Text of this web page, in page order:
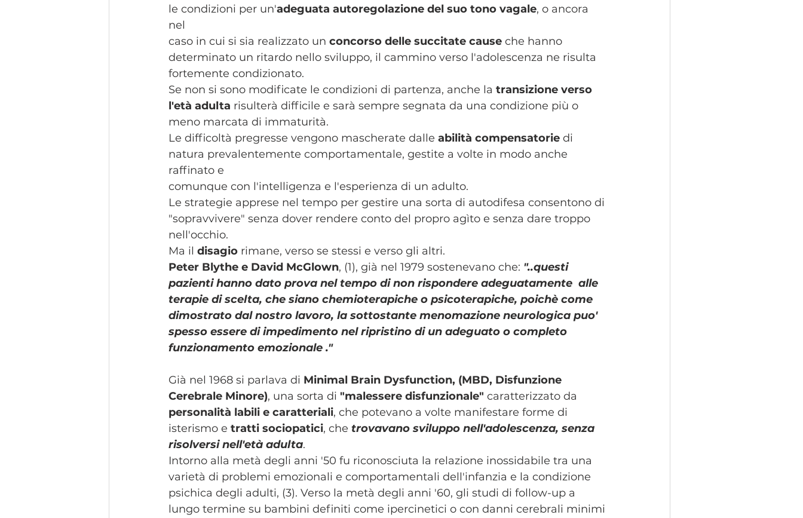
le condizioni per un'adeguata autoregolazione del suo tono vagale, o ancora
nel
caso in cui si sia realizzato un concorso delle succitate cause che hanno
determinato un ritardo nello sviluppo, il cammino verso l'adolescenza ne risulta
fortemente condizionato.
Se non si sono modificate le condizioni di partenza, anche la transizione verso
l'età adulta risulterà difficile e sarà sempre segnata da una condizione più o
meno marcata di immaturità.
Le difficoltà pregresse vengono mascherate dalle abilità compensatorie di
natura prevalentemente comportamentale, gestite a volte in modo anche
raffinato e
comunque con l'intelligenza e l'esperienza di un adulto.
Le strategie apprese nel tempo per gestire una sorta di autodifesa consentono di
"sopravvivere" senza dover rendere conto del propro agìto e senza dare troppo
nell'occhio.
Ma il disagio rimane, verso se stessi e verso gli altri.
Peter Blythe e David McGlown, (1), già nel 1979 sostenevano che: "..questi
pazienti hanno dato prova nel tempo di non rispondere adeguatamente  alle
terapie di scelta, che siano chemioterapiche o psicoterapiche, poichè come
dimostrato dal nostro lavoro, la sottostante menomazione neurologica puo'
spesso essere di impedimento nel ripristino di un adeguato o completo
funzionamento emozionale ."
​Già nel 1968 si parlava di Minimal Brain Dysfunction, (MBD, Disfunzione
Cerebrale Minore), una sorta di "malessere disfunzionale" caratterizzato da
personalità labili e caratteriali, che potevano a volte manifestare forme di
isterismo e tratti sociopatici, che trovavano sviluppo nell'adolescenza, senza
risolversi nell'età adulta.
​Intorno alla metà degli anni '50 fu riconosciuta la relazione inossidabile tra una
varietà di problemi emozionali e comportamentali dell'infanzia e la condizione
psichica degli adulti, (3). Verso la metà degli anni '60, gli studi di follow-up a
lungo termine su bambini definiti come ipercinetici o con danni cerebrali minimi